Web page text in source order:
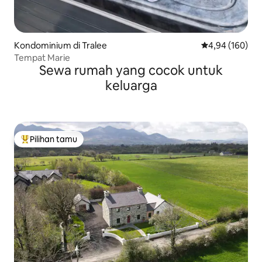
Kondominium di Tralee Nilai rata-rata
4,94 (160)
Tempat Marie
Sewa rumah yang cocok untuk
keluarga
Pilihan tamu terpopuler
Pilihan tamu